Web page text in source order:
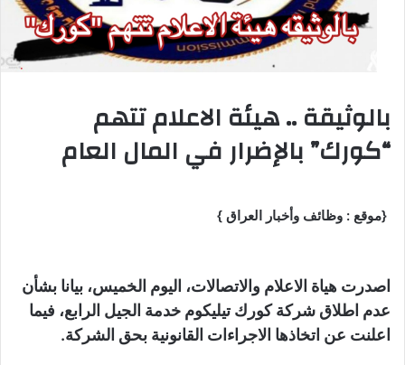
بالوثيقة .. هيئة الاعلام تتهم
“كورك” بالإضرار في المال العام
{موقع : وظائف وأخبار العراق }
اصدرت هياة الاعلام والاتصالات، اليوم الخميس، بيانا بشأن
عدم اطلاق شركة كورك تيليكوم خدمة الجيل الرابع، فيما
اعلنت عن اتخاذها الاجراءات القانونية بحق الشركة.